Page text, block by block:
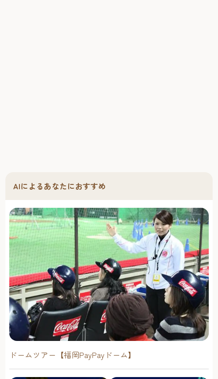
AIによるあなたにおすすめ
ドームツアー【福岡PayPayドーム】